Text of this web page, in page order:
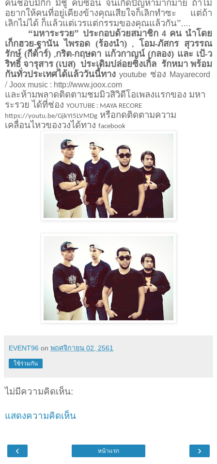
คนชอบมีกิ๊ก มีชู้ คบซ้อน จนเกิดปัญหามากมาย ถ้าไม่
อยากให้คนที่อยู่เคียงข้างคุณเสียใจก็เลิกทำซะ แต่ถ้า
เลิกไม่ได้ ก็แล้วแต่เวรแต่กรรมของคุณแล้วกัน”….
“มหาระรวย” ประกอบด้วยสมาชิก 4 คน นำโดย
เก็กฮวย-ฐานัน ไพรอด (ร้องนำ) , โอม-ภัสกร สุวรรณ
รักษ์ (กีต้าร์) ,กริต-กฤษดา แก้วกาญน์ (กลอง) และ เป้-ว
ริทธิ์ จารุสาร (เบส) ประเดิมปล่อยซิงเกิ้ล รักหมา พร้อม
กันทั่วประเทศได้แล้ววันนี้ทางyoutube ช่อง Mayarecord
/ Joox music : http://www.joox.com
และห้ามพลาดติดตามชมมิวสิวิดีโอเพลงแรกของ มหา
ระรวย ได้ที่ช่อง YOUTUBE : MAYA RECORE
https://youtu.be/GjkYI5LVMDg หรือกดติดตามความ
เคลื่อนไหวของวงได้ทาง facebook
EVENT96 on พฤศจิกายน 02, 2561
ใช้ร่วมกัน
ไม่มีความคิดเห็น:
แสดงความคิดเห็น
‹ ›
หน้าแรก